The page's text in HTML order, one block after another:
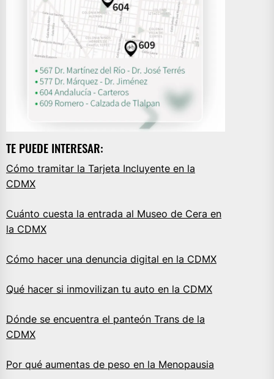
TE PUEDE INTERESAR:
Cómo tramitar la Tarjeta Incluyente en la
CDMX
Cuánto cuesta la entrada al Museo de Cera en
la CDMX
Cómo hacer una denuncia digital en la CDMX
Qué hacer si inmovilizan tu auto en la CDMX
Dónde se encuentra el panteón Trans de la
CDMX
Por qué aumentas de peso en la Menopausia